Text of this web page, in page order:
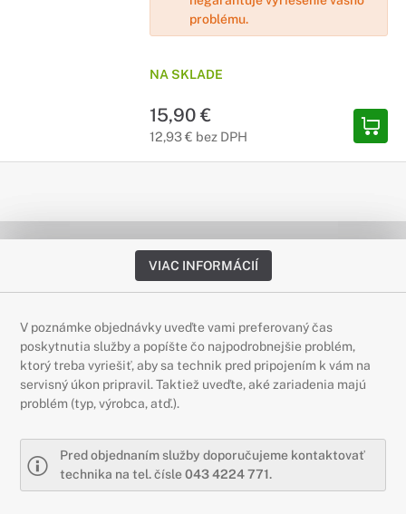
problému.
NA SKLADE
15,90 €
12,93 € bez DPH
VIAC INFORMÁCIÍ
V poznámke objednávky uveďte vami preferovaný čas
poskytnutia služby a popíšte čo najpodrobnejšie problém,
ktorý treba vyriešiť, aby sa technik pred pripojením k vám na
servisný úkon pripravil. Taktiež uveďte, aké zariadenia majú
problém (typ, výrobca, atď.).
Pred objednaním služby doporučujeme kontaktovať
technika na tel. čísle043 4224 771.